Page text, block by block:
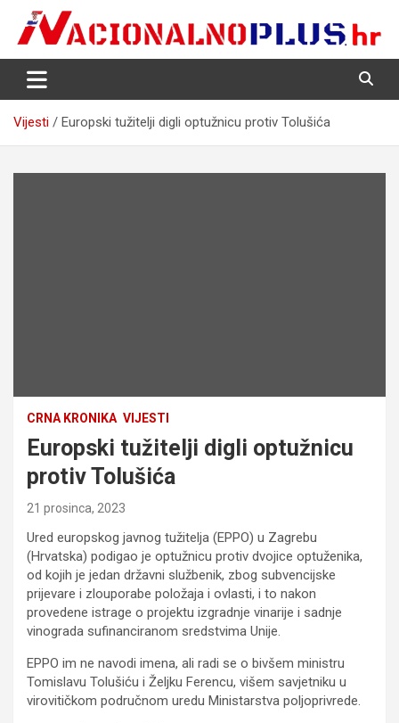
content
NacionalnoPlus.hr
Nacija želi znati više
Vijesti Europski tužitelji digli optužnicu protiv Tolušića
CRNA KRONIKA VIJESTI
Europski tužitelji digli optužnicu
protiv Tolušića
21 prosinca, 2023
Ured europskog javnog tužitelja (EPPO) u Zagrebu
(Hrvatska) podigao je optužnicu protiv dvojice optuženika,
od kojih je jedan državni službenik, zbog subvencijske
prijevare i zlouporabe položaja i ovlasti, i to nakon
provedene istrage o projektu izgradnje vinarije i sadnje
vinograda sufinanciranom sredstvima Unije.
EPPO im ne navodi imena, ali radi se o bivšem ministru
Tomislavu Tolušiću i Željku Ferencu, višem savjetniku u
virovitičkom područnom uredu Ministarstva poljoprivrede.